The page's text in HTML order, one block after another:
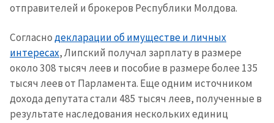
отправителей и брокеров Республики Молдова.
Согласнодекларации об имуществе и личных
интересах, Липский получал зарплату в размере
около 308 тысяч леев и пособие в размере более 135
тысяч леев от Парламента. Еще одним источником
дохода депутата стали 485 тысяч леев, полученные в
результате наследования нескольких единиц